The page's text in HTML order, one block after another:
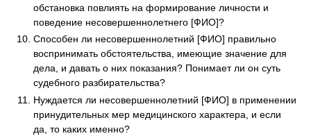
обстановка повлиять на формирование личности и
поведение несовершеннолетнего [ФИО]?
Способен ли несовершеннолетний [ФИО] правильно
воспринимать обстоятельства, имеющие значение для
дела, и давать о них показания? Понимает ли он суть
судебного разбирательства?
Нуждается ли несовершеннолетний [ФИО] в применении
принудительных мер медицинского характера, и если
да, то каких именно?